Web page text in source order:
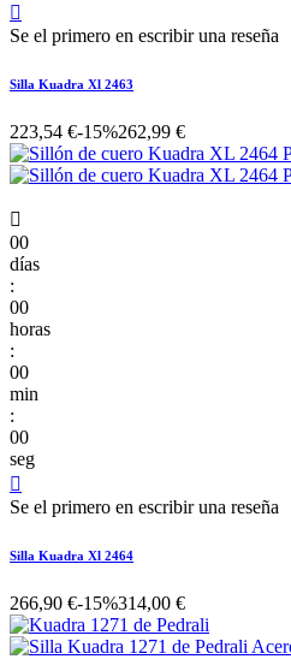

Se el primero en escribir una reseña
Silla Kuadra Xl 2463
223,54 €-15%262,99 €

00
días
:
00
horas
:
00
min
:
00
seg

Se el primero en escribir una reseña
Silla Kuadra Xl 2464
266,90 €-15%314,00 €